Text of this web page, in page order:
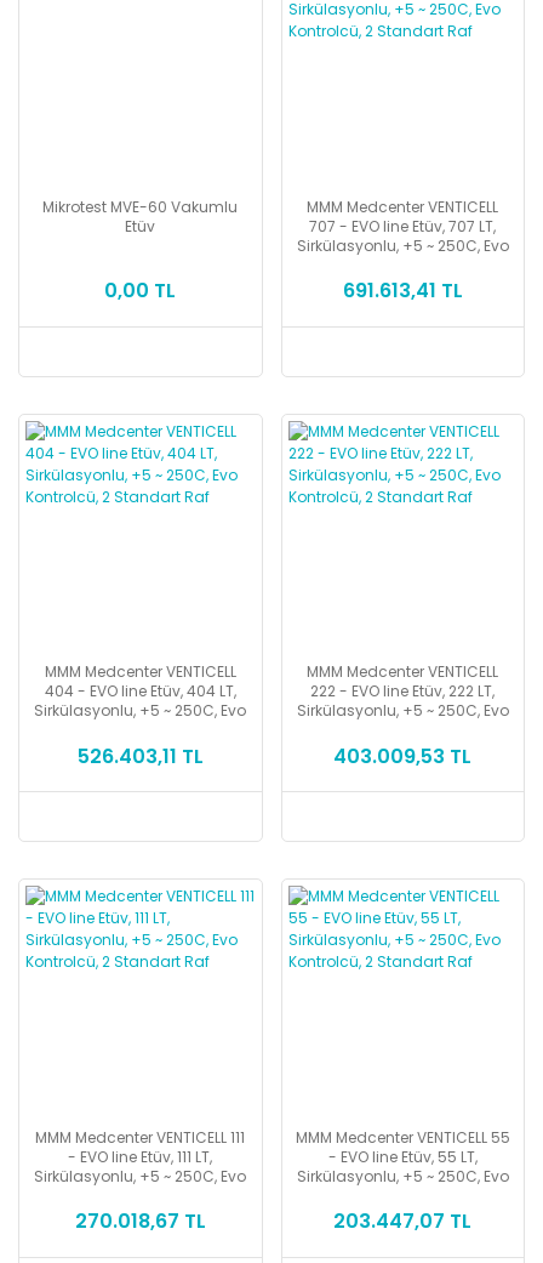
Mikrotest MVE-60 Vakumlu
Etüv
0,00 TL
MMM Medcenter VENTICELL
707 - EVO line Etüv, 707 LT,
Sirkülasyonlu, +5 ~ 250C, Evo
691.613,41 TL
MMM Medcenter VENTICELL
404 - EVO line Etüv, 404 LT,
Sirkülasyonlu, +5 ~ 250C, Evo
526.403,11 TL
MMM Medcenter VENTICELL
222 - EVO line Etüv, 222 LT,
Sirkülasyonlu, +5 ~ 250C, Evo
403.009,53 TL
MMM Medcenter VENTICELL 111
- EVO line Etüv, 111 LT,
Sirkülasyonlu, +5 ~ 250C, Evo
270.018,67 TL
MMM Medcenter VENTICELL 55
- EVO line Etüv, 55 LT,
Sirkülasyonlu, +5 ~ 250C, Evo
203.447,07 TL